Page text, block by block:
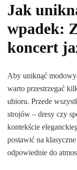
Jak
wpadek:
koncert
Aby uniknąć
warto przestrzegać
ubioru. Przede
strojów – dresy czy
kontekście
postawić na
odpowiednie do